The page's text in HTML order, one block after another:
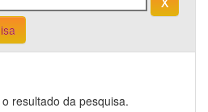
resultado da pesquisa.